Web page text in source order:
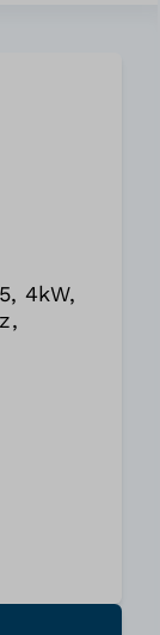
4kW,